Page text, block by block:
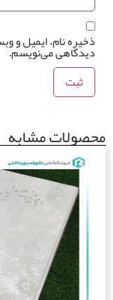
نام، ایمیل و
می‌نویسم.
مشابه